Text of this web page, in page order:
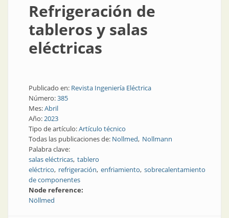
Refrigeración de
tableros y salas
eléctricas
Publicado en: Revista Ingeniería Eléctrica
Número:385
Mes:Abril
Año:2023
Tipo de artículo:Artículo técnico
Todas las publicaciones de: Nollmed Nollmann
Palabra clave:
salas eléctricas tablero
eléctrico refrigeración enfriamiento sobrecalentamiento
de componentes
Node reference:
Nöllmed